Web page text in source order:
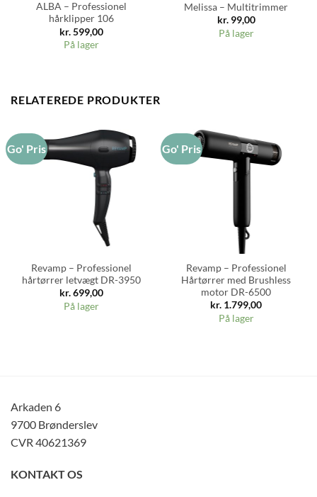
ALBA – Professionel
hårklipper 106
kr.599,00
På lager
Melissa – Multitrimmer
kr.99,00
På lager
RELATEREDE PRODUKTER
Go' Pris
Revamp – Professionel
hårtørrer letvægt DR-3950
kr.699,00
På lager
Go' Pris
Revamp – Professionel
Hårtørrer med Brushless
motor DR-6500
kr. 1.799,00
På lager
Arkaden 6
9700 Brønderslev
CVR 40621369
KONTAKT OS